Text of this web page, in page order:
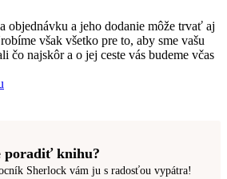
objednávku a jeho dodanie môže trvať aj
však všetko pre to, aby sme vašu
čo najskôr a o jej ceste vás budeme včas
poradiť knihu?
Sherlock vám ju s radosťou vypátra!